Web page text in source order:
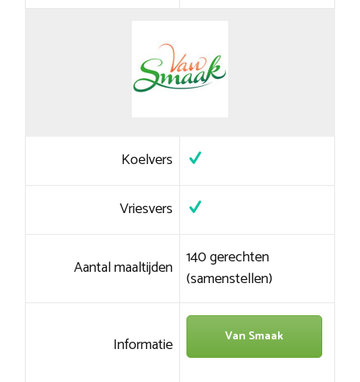
Koelvers
Vriesvers
Aantal maaltijden 140 gerechten
(samenstellen)
Informatie Van Smaak